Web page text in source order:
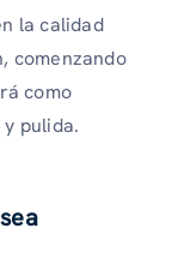
la calidad
comenzando
como
pulida.